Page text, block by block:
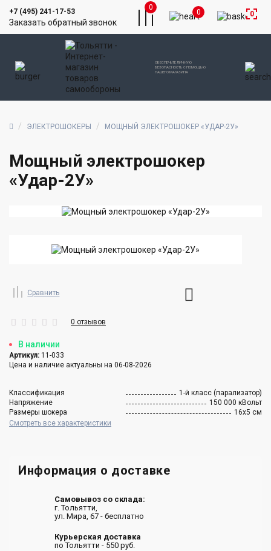
+7 (495) 241-17-53
Заказать обратный звонок
ОБЕСПЕЧЬТЕ ЛИЧНУЮ
БЕЗОПАСНОСТЬ С ПОМОЩЬЮ
НАШЕГО МАГАЗИНА
0
0 0
ЭЛЕКТРОШОКЕРЫ МОЩНЫЙ ЭЛЕКТРОШОКЕР «УДАР-2У»
Мощный электрошокер
«Удар-2У»
Сравнить
0 отзывов
В наличии
Артикул: 11-033
Цена и наличие актуальны на 06-08-2026
Классификация
1-й класс (парализатор)
Напряжение
150 000 кВольт
Размеры шокера
16х5 см
Смотреть все характеристики
Информация о доставке
Самовывоз со склада:
г. Тольятти,
ул. Мира, 67 - бесплатно
Курьерская доставка
по Тольятти - 550 руб.